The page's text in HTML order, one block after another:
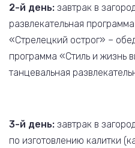
2-й день: завтрак в
развлекательная
«Стрелецкий острог» –
программа «Стиль и жизнь
танцевальная
3-й день: завтрак в
по изготовлению калитки